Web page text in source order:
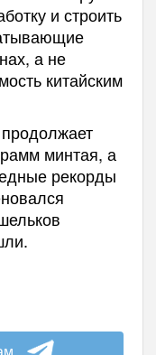
и строить
а не
китайским
минтая, а
рекорды